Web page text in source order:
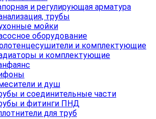
и регулирующая арматура
трубы
мойки
оборудование
и комплектующие
и комплектующие
и душ
и соединительные части
и фитинги ПНД
для труб